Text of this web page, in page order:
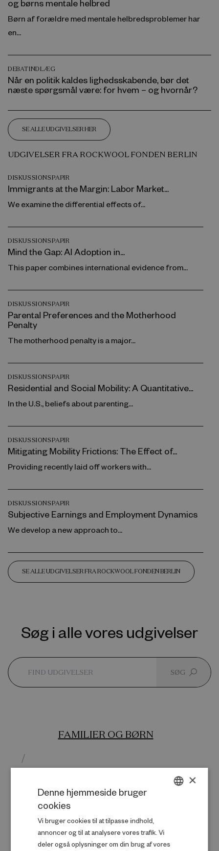
og børns mentale helbred
Børn af forældre med mentale helbredsproblemer har
en...
DEBATINDLÆG
Når en politik kaldes lighedsskabende, bør det
næste spørgsmål være: for hvem – og hvornår?
SE ALLE UDGIVELSER HER
UDGIVELSER FRA ROCKWOOL FONDEN BERLIN
DISKUSSIONSPAPIR
Immigrants at the Margin: Labor Market...
We examine the differential effects of...
DISKUSSIONSPAPIR
Mind the Gap: AI Adoption in...
This paper combines international evidence from...
DISKUSSIONSPAPIR
Parental Preferences and the Motherhood
Penalty
The motherhood penalty is a major...
DISKUSSIONSPAPIR
Residential and Social Mobility: A Quantitative...
In the U.S., beliefs about parenting...
DISKUSSIONSPAPIR
Mitigating Mobility Frictions: The Effect of...
Providing recently laid off workers with...
DISKUSSIONSPAPIR
Subjective Earnings and Employment Dynamics
We develop a new approach to...
SE ALLE UDGIVELSER FRA ROCKWOOL FONDEN BERLIN
Søg i alle vores udgivelser
SØG
FAMILIER OG BØRN
/
KRIMINALITET
×
Denne hjemmeside bruger
cookies
Vi bruger cookies til at tilpasse indhold,
annoncer og til at analysere vores trafik. Vi
deler også oplysninger om din brug af vores